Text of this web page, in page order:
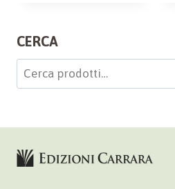
CERCA
Cerca: